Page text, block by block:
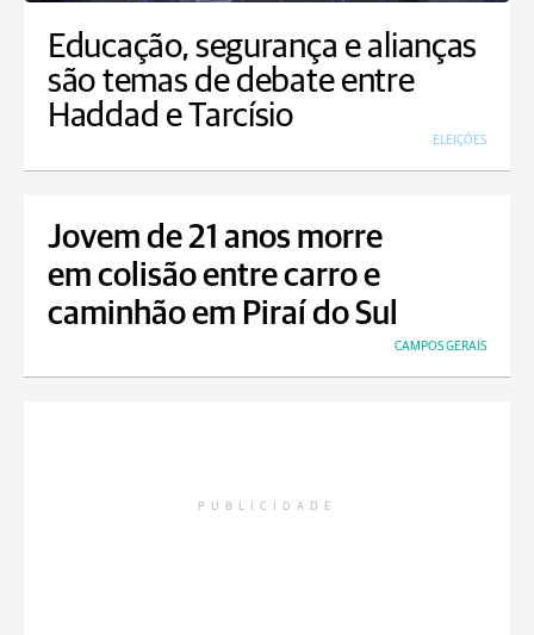
Educação, segurança e alianças
são temas de debate entre
Haddad e Tarcísio
ELEIÇÕES
Jovem de 21 anos morre
em colisão entre carro e
caminhão em Piraí do Sul
CAMPOS GERAIS
PUBLICIDADE